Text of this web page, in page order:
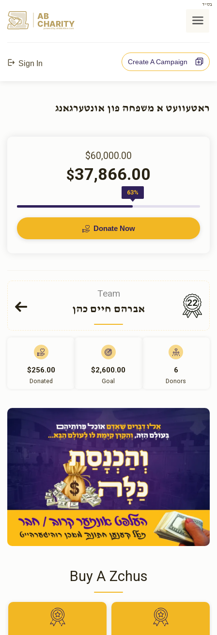
בס"ד
AB
CHARITY
powerd by ahblicklive.com
Sign In Create A Campaign
ראטעוועט א משפחה פון אונטערגאנג
$60,000.00
$37,866.00
63%
Donate Now
Team
אברהם חיים כהן
22
$256.00
Donated
$2,600.00
Goal
6
Donors
Buy A Zchus